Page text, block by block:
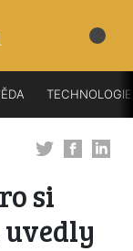
TECHNOLOGIE
si